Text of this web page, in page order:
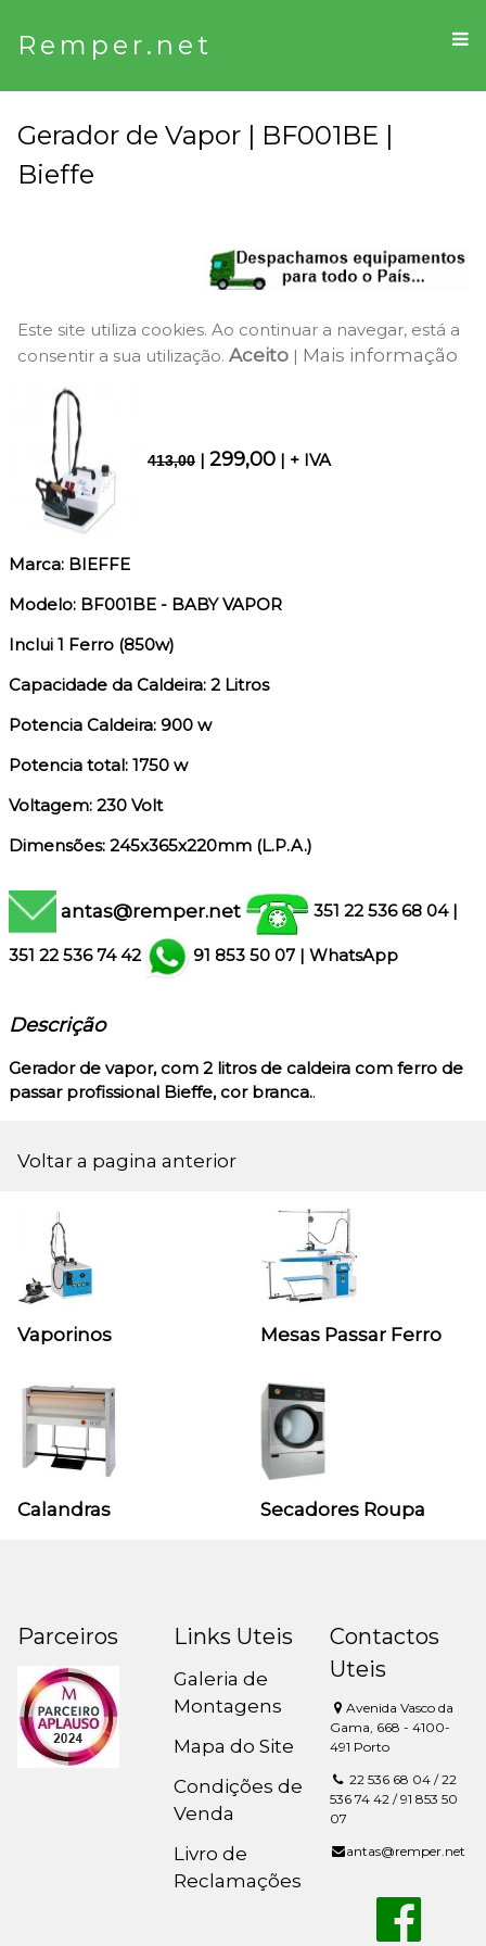
Remper.net
Gerador de Vapor | BF001BE |
Bieffe
Este site utiliza cookies. Ao continuar a navegar, está a
consentir a sua utilização. Aceito | Mais informação
413,00 | 299,00 | + IVA
Marca: BIEFFE
Modelo: BF001BE - BABY VAPOR
Inclui 1 Ferro (850w)
Capacidade da Caldeira: 2 Litros
Potencia Caldeira: 900 w
Potencia total: 1750 w
Voltagem: 230 Volt
Dimensões: 245x365x220mm (L.P.A.)
antas@remper.net 351 22 536 68 04 |
351 22 536 74 42 91 853 50 07 | WhatsApp
Descrição
Gerador de vapor, com 2 litros de caldeira com ferro de
passar profissional Bieffe, cor branca..
Voltar a pagina anterior
Vaporinos Mesas Passar Ferro
Calandras Secadores Roupa
Parceiros Links Uteis
Galeria de
Montagens
Mapa do Site
Condições de
Venda
Livro de
Reclamações
Contactos
Uteis
Avenida Vasco da
Gama, 668 - 4100-
491 Porto
22 536 68 04 / 22
536 74 42 / 91 853 50
07
antas@remper.net